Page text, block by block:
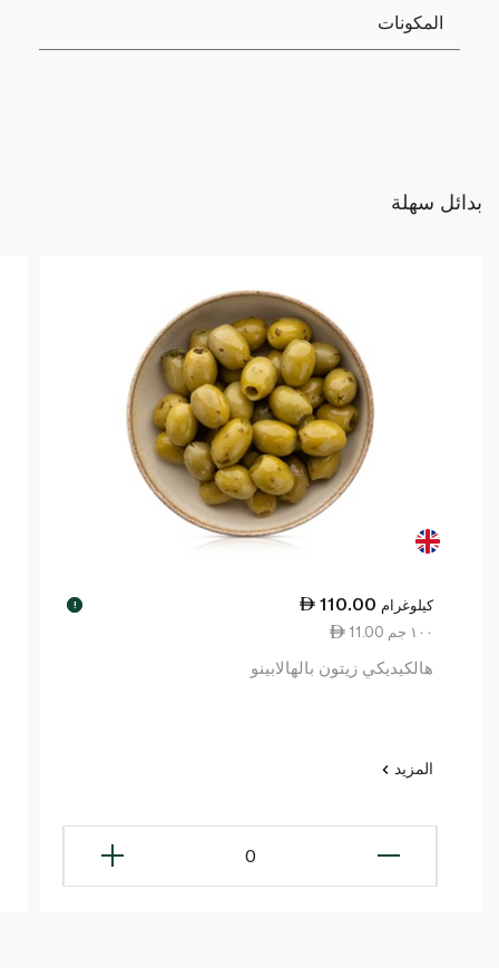
المكونات
بدائل سهلة
110.00 كيلوغرام !
11.00 ١٠٠ جم
هالكيديكي زيتون بالهالابينو
المزيد
0